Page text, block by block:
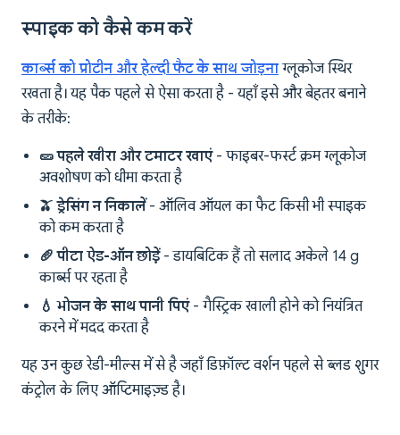
स्पाइक को कैसे कम करें
कार्ब्स को प्रोटीन और हेल्दी फैट के साथ जोड़ना ग्लूकोज स्थिर
रखता है। यह पैक पहले से ऐसा करता है - यहाँ इसे और बेहतर बनाने
के तरीके:
🥒 पहले खीरा और टमाटर खाएं- फाइबर-फर्स्ट क्रम ग्लूकोज
अवशोषण को धीमा करता है
🫒 ड्रेसिंग न निकालें- ऑलिव ऑयल का फैट किसी भी स्पाइक
को कम करता है
🥖 पीटा ऐड-ऑन छोड़ें- डायबिटिक हैं तो सलाद अकेले 14 g
कार्ब्स पर रहता है
💧 भोजन के साथ पानी पिएं- गैस्ट्रिक खाली होने को नियंत्रित
करने में मदद करता है
यह उन कुछ रेडी-मील्स में से है जहाँ डिफ़ॉल्ट वर्शन पहले से ब्लड शुगर
कंट्रोल के लिए ऑप्टिमाइज़्ड है।